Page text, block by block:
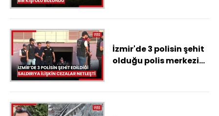
İzmir'de 3 polisin şehit
olduğu polis merkezine